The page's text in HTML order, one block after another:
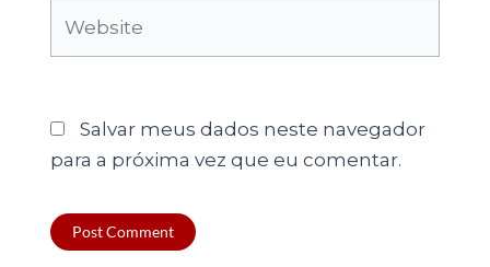
Salvar meus dados neste navegador
para a próxima vez que eu comentar.